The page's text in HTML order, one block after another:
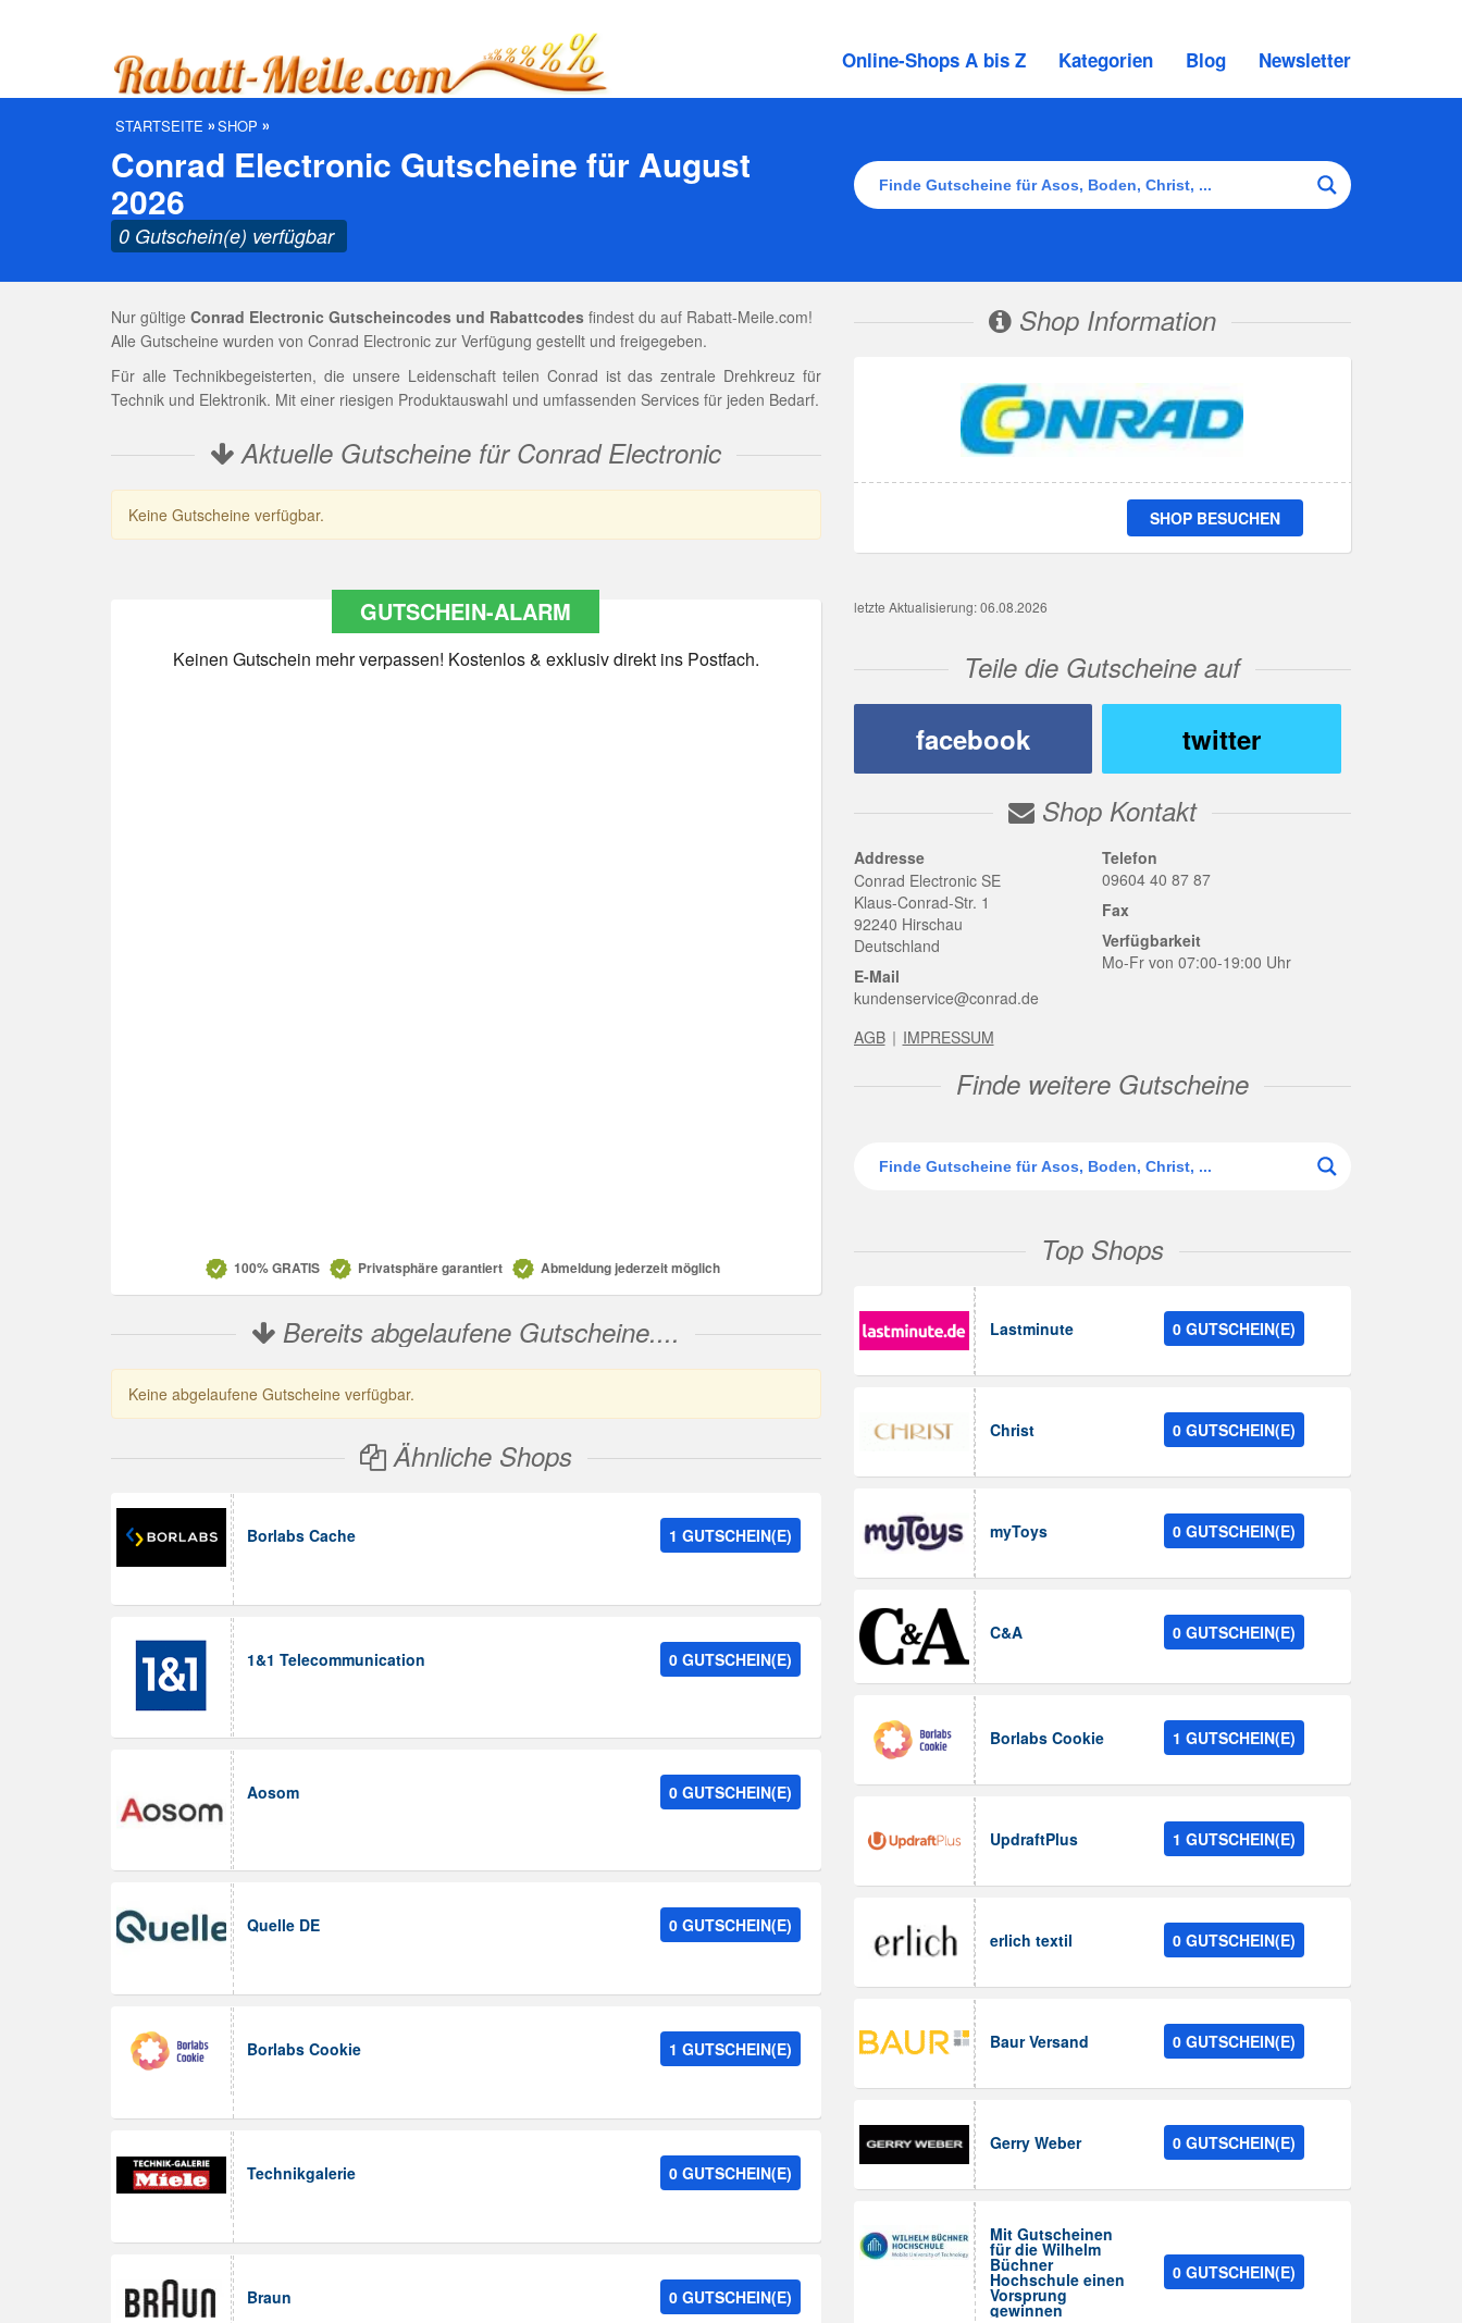
Online-Shops A bis Z Kategorien Blog Newsletter
STARTSEITE SHOP
Conrad Electronic Gutscheine für August
2026
0 Gutschein(e) verfügbar
Nur gültige Conrad Electronic Gutscheincodes und Rabattcodes findest du auf Rabatt-Meile.com!
Alle Gutscheine wurden von Conrad Electronic zur Verfügung gestellt und freigegeben.
Für alle Technikbegeisterten, die unsere Leidenschaft teilen Conrad ist das zentrale Drehkreuz für
Technik und Elektronik. Mit einer riesigen Produktauswahl und umfassenden Services für jeden Bedarf.
Aktuelle Gutscheine für Conrad Electronic
Keine Gutscheine verfügbar.
GUTSCHEIN-ALARM
Keinen Gutschein mehr verpassen! Kostenlos & exklusiv direkt ins Postfach.
100% GRATIS Privatsphäre garantiert Abmeldung jederzeit möglich
Bereits abgelaufene Gutscheine....
Keine abgelaufene Gutscheine verfügbar.
Ähnliche Shops
Borlabs Cache 1 GUTSCHEIN(E)
1&1 Telecommunication 0 GUTSCHEIN(E)
Aosom 0 GUTSCHEIN(E)
Quelle DE 0 GUTSCHEIN(E)
Borlabs Cookie 1 GUTSCHEIN(E)
Technikgalerie 0 GUTSCHEIN(E)
Braun 0 GUTSCHEIN(E)
Shop Information
SHOP BESUCHEN
letzte Aktualisierung: 06.08.2026
Teile die Gutscheine auf
facebook
twitter
Shop Kontakt
Addresse
Conrad Electronic SE
Klaus-Conrad-Str. 1
92240 Hirschau
Deutschland
E-Mail
kundenservice@conrad.de
AGB
IMPRESSUM
Telefon
09604 40 87 87
Fax
Verfügbarkeit
Mo-Fr von 07:00-19:00 Uhr
Finde weitere Gutscheine
Top Shops
Lastminute 0 GUTSCHEIN(E)
Christ 0 GUTSCHEIN(E)
myToys 0 GUTSCHEIN(E)
C&A 0 GUTSCHEIN(E)
Borlabs Cookie 1 GUTSCHEIN(E)
UpdraftPlus 1 GUTSCHEIN(E)
erlich textil 0 GUTSCHEIN(E)
Baur Versand 0 GUTSCHEIN(E)
Gerry Weber 0 GUTSCHEIN(E)
Mit Gutscheinen
für die Wilhelm
Büchner
Hochschule einen
Vorsprung
gewinnen
0 GUTSCHEIN(E)